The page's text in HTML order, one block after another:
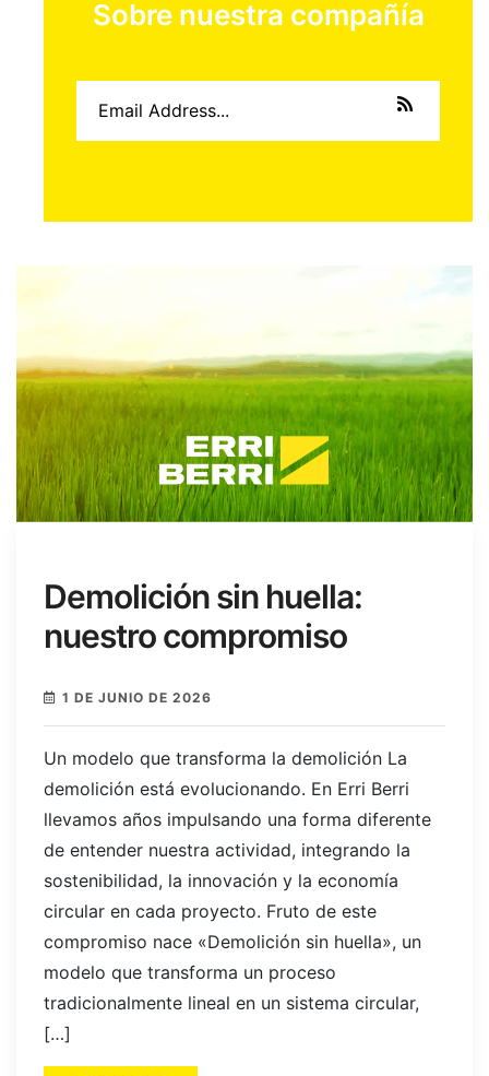
Sobre nuestra compañía
Demolición sin huella:
nuestro compromiso
1 DE JUNIO DE 2026
Un modelo que transforma la demolición La
demolición está evolucionando. En Erri Berri
llevamos años impulsando una forma diferente
de entender nuestra actividad, integrando la
sostenibilidad, la innovación y la economía
circular en cada proyecto. Fruto de este
compromiso nace «Demolición sin huella», un
modelo que transforma un proceso
tradicionalmente lineal en un sistema circular,
[…]